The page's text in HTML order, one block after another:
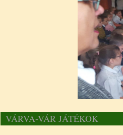
VÁRVA-VÁR JÁTÉKOK